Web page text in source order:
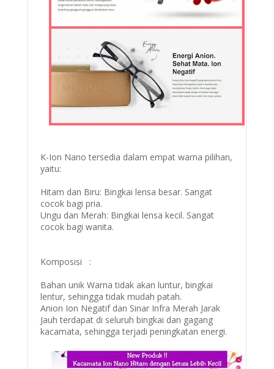
K-Ion Nano tersedia dalam empat warna pilihan,
yaitu:
Hitam dan Biru: Bingkai lensa besar. Sangat
cocok bagi pria.
Ungu dan Merah: Bingkai lensa kecil. Sangat
cocok bagi wanita.
Komposisi :
Bahan unik Warna tidak akan luntur, bingkai
lentur, sehingga tidak mudah patah.
Anion Ion Negatif dan Sinar Infra Merah Jarak
Jauh terdapat di seluruh bingkai dan gagang
kacamata, sehingga terjadi peningkatan energi.